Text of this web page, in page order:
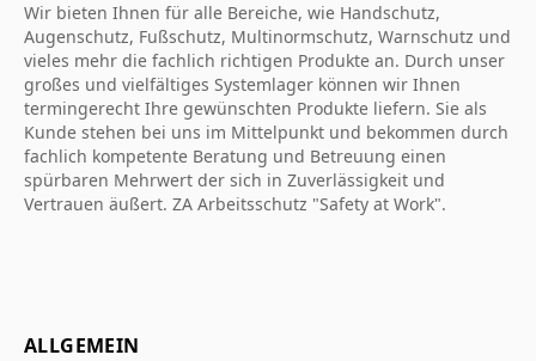
Wir bieten Ihnen für alle Bereiche, wie Handschutz,
Augenschutz, Fußschutz, Multinormschutz, Warnschutz und
vieles mehr die fachlich richtigen Produkte an. Durch unser
großes und vielfältiges Systemlager können wir Ihnen
termingerecht Ihre gewünschten Produkte liefern. Sie als
Kunde stehen bei uns im Mittelpunkt und bekommen durch
fachlich kompetente Beratung und Betreuung einen
spürbaren Mehrwert der sich in Zuverlässigkeit und
Vertrauen äußert. ZA Arbeitsschutz "Safety at Work".
ALLGEMEIN